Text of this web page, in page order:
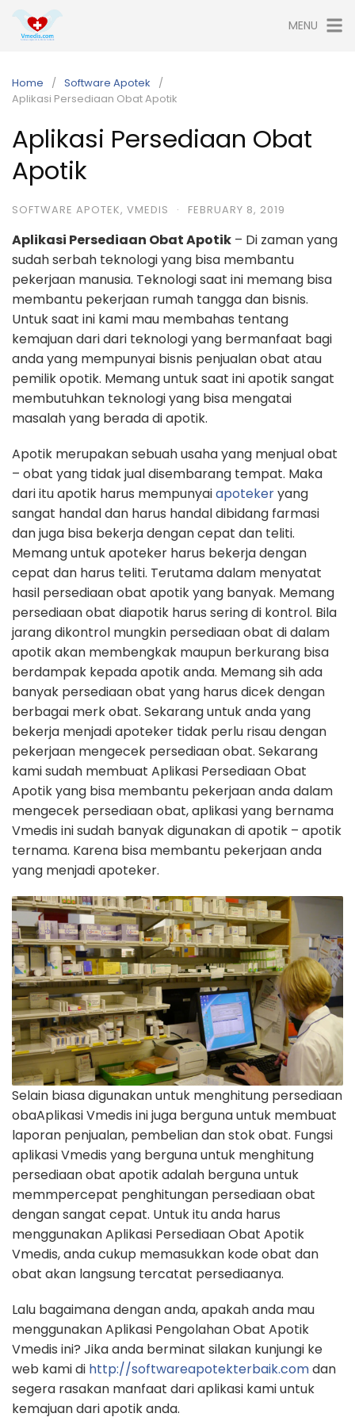
Skip
MENU
Home
Software Apotek
Aplikasi Persediaan Obat Apotik
Aplikasi Persediaan Obat
Apotik
SOFTWARE APOTEK, VMEDIS · FEBRUARY 8, 2019
Aplikasi Persediaan Obat Apotik – Di zaman yang
sudah serbah teknologi yang bisa membantu
pekerjaan manusia. Teknologi saat ini memang bisa
membantu pekerjaan rumah tangga dan bisnis.
Untuk saat ini kami mau membahas tentang
kemajuan dari dari teknologi yang bermanfaat bagi
anda yang mempunyai bisnis penjualan obat atau
pemilik opotik. Memang untuk saat ini apotik sangat
membutuhkan teknologi yang bisa mengatai
masalah yang berada di apotik.
Apotik merupakan sebuah usaha yang menjual obat
– obat yang tidak jual disembarang tempat. Maka
dari itu apotik harus mempunyaiapotekeryang
sangat handal dan harus handal dibidang farmasi
dan juga bisa bekerja dengan cepat dan teliti.
Memang untuk apoteker harus bekerja dengan
cepat dan harus teliti. Terutama dalam menyatat
hasil persediaan obat apotik yang banyak. Memang
persediaan obat diapotik harus sering di kontrol. Bila
jarang dikontrol mungkin persediaan obat di dalam
apotik akan membengkak maupun berkurang bisa
berdampak kepada apotik anda. Memang sih ada
banyak persediaan obat yang harus dicek dengan
berbagai merk obat. Sekarang untuk anda yang
bekerja menjadi apoteker tidak perlu risau dengan
pekerjaan mengecek persediaan obat. Sekarang
kami sudah membuat Aplikasi Persediaan Obat
Apotik yang bisa membantu pekerjaan anda dalam
mengecek persediaan obat, aplikasi yang bernama
Vmedis ini sudah banyak digunakan di apotik – apotik
ternama. Karena bisa membantu pekerjaan anda
yang menjadi apoteker.
Selain biasa digunakan untuk menghitung persediaan
obaAplikasi Vmedis ini juga berguna untuk membuat
laporan penjualan, pembelian dan stok obat. Fungsi
aplikasi Vmedis yang berguna untuk menghitung
persediaan obat apotik adalah berguna untuk
memmpercepat penghitungan persediaan obat
dengan sangat cepat. Untuk itu anda harus
menggunakan Aplikasi Persediaan Obat Apotik
Vmedis, anda cukup memasukkan kode obat dan
obat akan langsung tercatat persediaanya.
Lalu bagaimana dengan anda, apakah anda mau
menggunakan Aplikasi Pengolahan Obat Apotik
Vmedis ini? Jika anda berminat silakan kunjungi ke
web kami di http://softwareapotekterbaik.comdan
segera rasakan manfaat dari aplikasi kami untuk
kemajuan dari apotik anda.